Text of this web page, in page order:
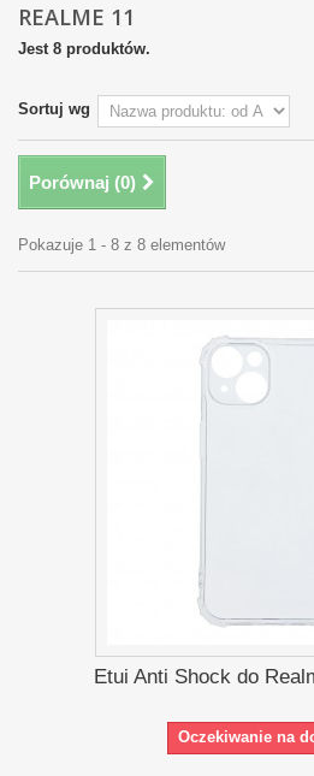
REALME 11
Jest 8 produktów.
Sortuj wg
Porównaj (0)
Pokazuje 1 - 8 z 8 elementów
Etui Anti Shock do
Oczekiwanie na